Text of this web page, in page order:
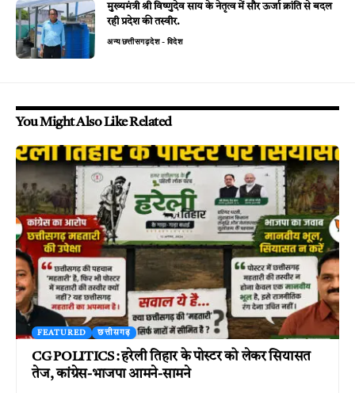
मुख्यमंत्री श्री विष्णुदेव साय के नेतृत्व में सौर ऊर्जा क्रांति से बदल
रही प्रदेश की तस्वीर.
अन्यछत्तीसगढ़देश - विदेश
You Might Also Like Related
FEATURED छत्तीसगढ़
CG POLITICS : हरेली तिहार के पोस्टर को लेकर सियासत
तेज, कांग्रेस-भाजपा आमने-सामने